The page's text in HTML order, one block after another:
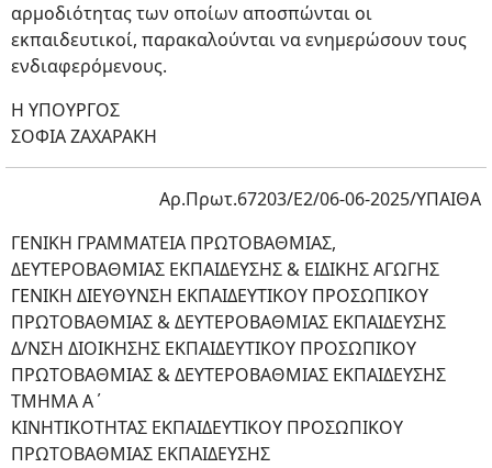
αρμοδιότητας των οποίων αποσπώνται οι
εκπαιδευτικοί, παρακαλούνται να ενημερώσουν τους
ενδιαφερόμενους.
Η ΥΠΟΥΡΓΟΣ
ΣΟΦΙΑ ΖΑΧΑΡΑΚΗ
Αρ.Πρωτ.67203/Ε2/06-06-2025/ΥΠΑΙΘΑ
ΓΕΝΙΚΗ ΓΡΑΜΜΑΤΕΙΑ ΠΡΩΤΟΒΑΘΜΙΑΣ,
ΔΕΥΤΕΡΟΒΑΘΜΙΑΣ ΕΚΠΑΙΔΕΥΣΗΣ & ΕΙΔΙΚΗΣ ΑΓΩΓΗΣ
ΓΕΝΙΚΗ ΔΙΕΥΘΥΝΣΗ ΕΚΠΑΙΔΕΥΤΙΚΟΥ ΠΡΟΣΩΠΙΚΟΥ
ΠΡΩΤΟΒΑΘΜΙΑΣ & ΔΕΥΤΕΡΟΒΑΘΜΙΑΣ ΕΚΠΑΙΔΕΥΣΗΣ
Δ/ΝΣΗ ΔΙΟΙΚΗΣΗΣ ΕΚΠΑΙΔΕΥΤΙΚΟΥ ΠΡΟΣΩΠΙΚΟΥ
ΠΡΩΤΟΒΑΘΜΙΑΣ & ΔΕΥΤΕΡΟΒΑΘΜΙΑΣ ΕΚΠΑΙΔΕΥΣΗΣ
ΤΜΗΜΑ Α΄
ΚΙΝΗΤΙΚΟΤΗΤΑΣ ΕΚΠΑΙΔΕΥΤΙΚΟΥ ΠΡΟΣΩΠΙΚΟΥ
ΠΡΩΤΟΒΑΘΜΙΑΣ ΕΚΠΑΙΔΕΥΣΗΣ